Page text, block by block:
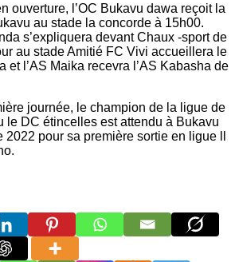
ouverture, l’OC Bukavu dawa reçoit la
au stade la concorde à 15h00.
s’expliquera devant Chaux -sport de
au stade Amitié FC Vivi accueillera le
et l’AS Maika recevra l’AS Kabasha de
journée, le champion de la ligue de
le DC étincelles est attendu à Bukavu
pour sa première sortie en ligue ll